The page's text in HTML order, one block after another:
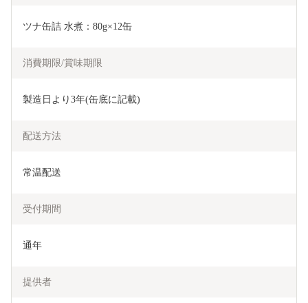
ツナ缶詰 水煮：80g×12缶
消費期限/賞味期限
製造日より3年(缶底に記載)
配送方法
常温配送
受付期間
通年
提供者